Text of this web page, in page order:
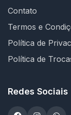
Contato
Termos e
Política de
Política de
Redes Sociais